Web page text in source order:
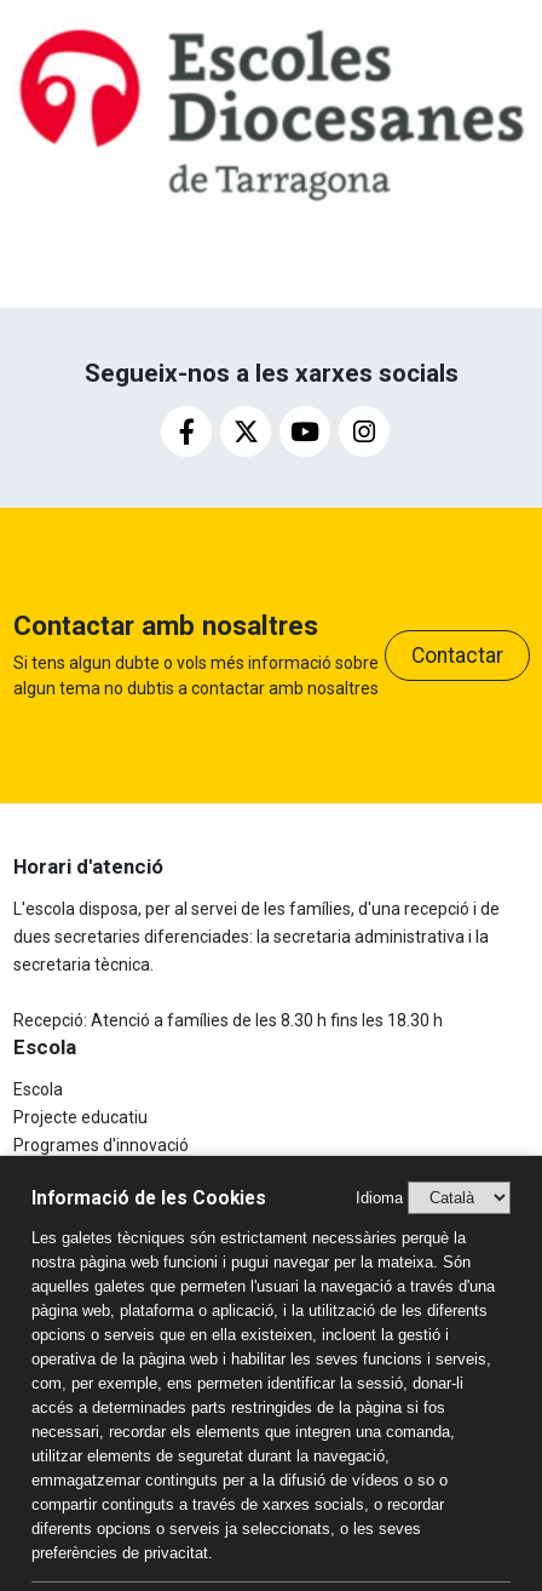
Segueix-nos a les xarxes socials
Contactar amb nosaltres
Si tens algun dubte o vols més informació sobre
algun tema no dubtis a contactar amb nosaltres
Contactar
Horari d'atenció
L'escola disposa, per al servei de les famílies, d'una recepció i de
dues secretaries diferenciades: la secretaria administrativa i la
secretaria tècnica.
Recepció: Atenció a famílies de les 8.30 h fins les 18.30 h
Escola
Escola
Projecte educatiu
Programes d'innovació
Aspectes Legals
Avís Legal
Política de Privacitat
Sistema Intern d’Informació (SIIF)
Estudis
Llar d'infants
Educació Infantil
Educació Primària
Educació Secundària
Batxillerat
Informació de contacte
Col·legi Sant Pau Apòstol
Passeig Torroja s/n 43007 Tarragona
Informació de les Cookies Idioma
Les galetes tècniques són estrictament necessàries perquè la
nostra pàgina web funcioni i pugui navegar per la mateixa. Són
aquelles galetes que permeten l'usuari la navegació a través d'una
pàgina web, plataforma o aplicació, i la utilització de les diferents
opcions o serveis que en ella existeixen, incloent la gestió i
operativa de la pàgina web i habilitar les seves funcions i serveis,
com, per exemple, ens permeten identificar la sessió, donar-li
accés a determinades parts restringides de la pàgina si fos
necessari, recordar els elements que integren una comanda,
utilitzar elements de seguretat durant la navegació,
emmagatzemar continguts per a la difusió de vídeos o so o
compartir continguts a través de xarxes socials, o recordar
diferents opcions o serveis ja seleccionats, o les seves
preferències de privacitat.